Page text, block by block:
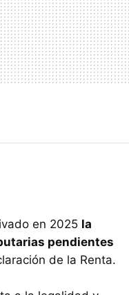
en 2025 la
pendientes
de la Renta.